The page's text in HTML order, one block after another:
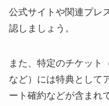
公式サイトや関連プレ
認しましょう。
また、特定のチケット
など）には特典として
ート確約などが含まれ